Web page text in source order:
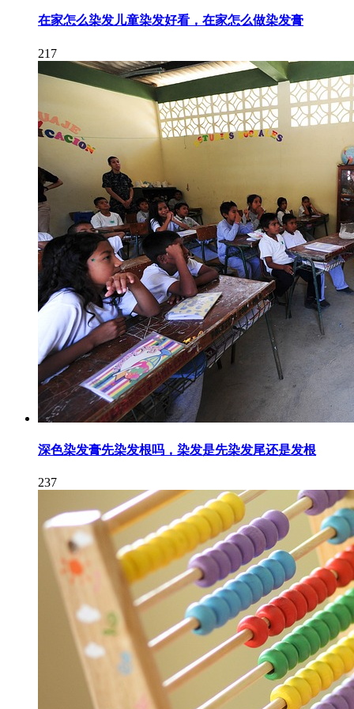
在家怎么染发儿童染发好看，在家怎么做染发膏
217
深色染发膏先染发根吗，染发是先染发尾还是发根
237